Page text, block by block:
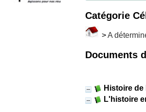
Catégorie
>A
Documents
Histoire
L'histoire